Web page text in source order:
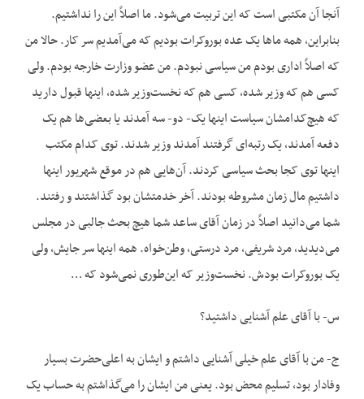
آنجا آن مکتبی است که این تربیت می‌شود. ما اصلاً این را نداشتیم.
بنابراین، همه ماها یک عده بوروکرات بودیم که می‌آمدیم سر کار. حالا من
که اصلاً اداری بودم من سیاسی نبودم. من عضو وزارت خارجه بودم. ولی
کسی هم که وزیر شده، کسی هم که نخست‌وزیر شده، اینها قبول دارید
که هیچ‌کدامشان سیاست اینها یک- دو- سه آمدند یا بعضی‌ها هم یک
دفعه آمدند، یک رتبه‌ای گرفتند آمدند وزیر شدند. توی کدام مکتب
اینها توی کجا بحث سیاسی کردند. آن‌هایی هم در موقع شهریور اینها
داشتیم مال زمان مشروطه بودند. آخر خدمتشان بود گذاشتند و رفتند.
شما می‌دانید اصلاً در زمان آقای ساعد شما هیچ بحث جالبی در مجلس
می‌دیدید، مرد شریفی، مرد درستی، وطن‌خواه. همه اینها سر جایش، ولی
یک بوروکرات بودش. نخست‌وزیر که این‌طوری نمی‌شود که …
س- با آقای علم آشنایی داشتید؟
ج- من با آقای علم خیلی آشنایی داشتم و ایشان به اعلی‌حضرت بسیار
وفادار بود، تسلیم محض بود. یعنی من ایشان را می‌گذاشتم به حساب یک